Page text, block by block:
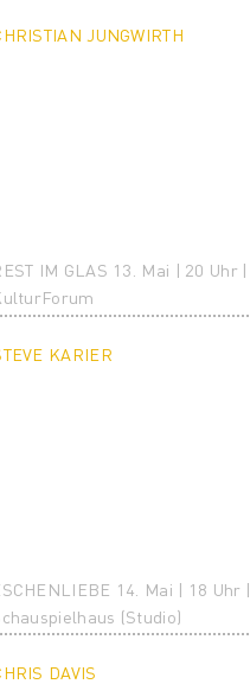
JUNGWIRTH
IM GLAS 13. Mai | 20 Uhr |
KARIER
14. Mai | 18 Uhr |
(Studio)
DAVIS